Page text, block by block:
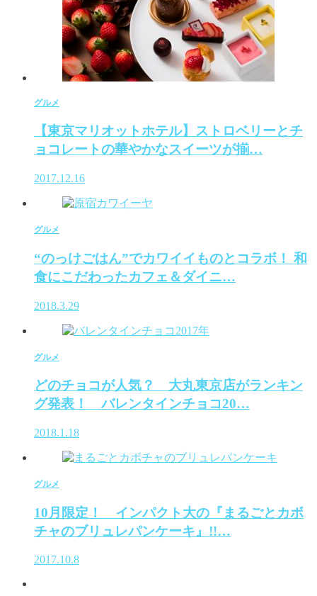
グルメ
【東京マリオットホテル】ストロベリーとチ
ョコレートの華やかなスイーツが揃…
2017.12.16
グルメ
“のっけごはん”でカワイイものとコラボ！ 和
食にこだわったカフェ＆ダイニ…
2018.3.29
グルメ
どのチョコが人気？ 大丸東京店がランキン
グ発表！ バレンタインチョコ20…
2018.1.18
グルメ
10月限定！ インパクト大の『まるごとカボ
チャのブリュレパンケーキ』!!…
2017.10.8